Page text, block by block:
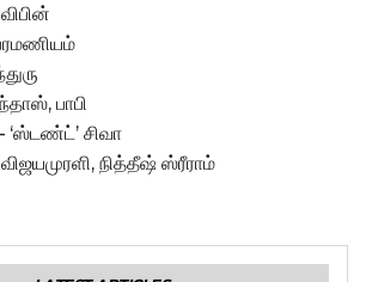
பாபி
‘ஸ்டண்ட்’ சிவா
நித்தீஷ் ஸ்ரீராம்